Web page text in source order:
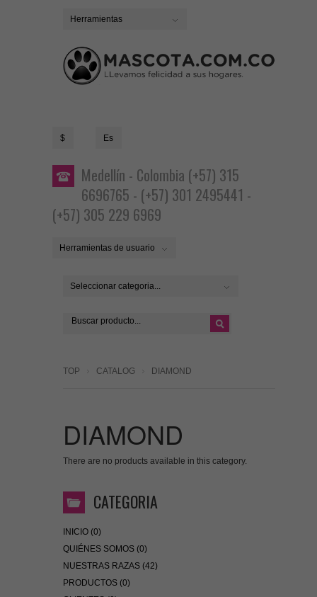
Herramientas
$ Es
Medellín - Colombia (+57) 315
6696765 - (+57) 301 2495441 -
(+57) 305 229 6969
Herramientas de usuario
Seleccionar categoria...
TOP CATALOG DIAMOND
DIAMOND
There are no products available in this category.
CATEGORIA
INICIO (0)
QUIÉNES SOMOS (0)
NUESTRAS RAZAS (42)
PRODUCTOS (0)